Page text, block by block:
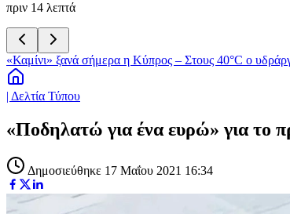
πριν 14 λεπτά
«Καμίνι» ξανά σήμερα η Κύπρος – Στους 40°C ο
| Δελτία Τύπου
«Ποδηλατώ για ένα ευρώ» για το
Δημοσιεύθηκε 17 Μαΐου 2021 16:34